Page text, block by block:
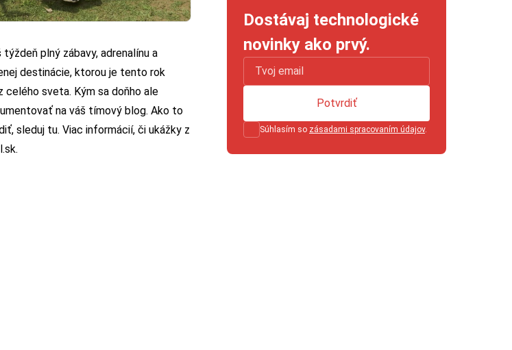
plný zábavy, adrenalínu a
destinácie, ktorou je tento rok
celého sveta. Kým sa doňho ale
na váš tímový blog. Ako to
sleduj tu. Viac informácií, či ukážky z
.
Dostávaj technologické
novinky ako prvý.
Súhlasím so zásadami spracovaním údajov.
Potvrdiť